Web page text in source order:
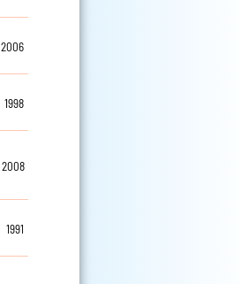
2006
1998
2008
1991